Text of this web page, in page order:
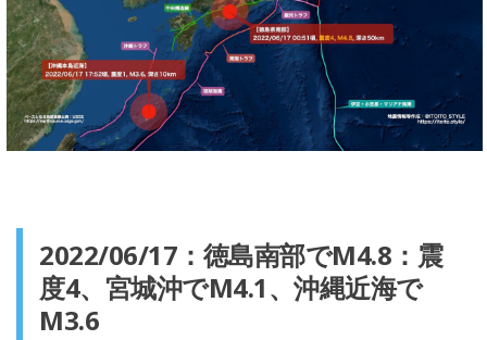
2022/06/17：徳島南部でM4.8：震
度4、宮城沖でM4.1、沖縄近海で
M3.6